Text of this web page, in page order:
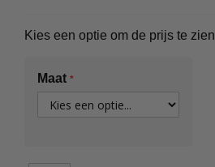
Kies een optie om de prijs te zien
Maat